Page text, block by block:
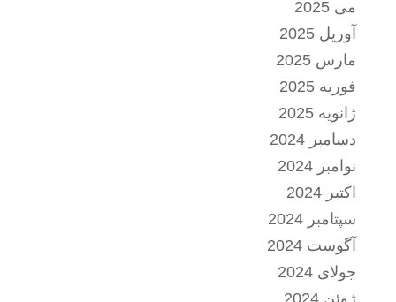
می 2025
آوریل 2025
مارس 2025
فوریه 2025
ژانویه 2025
دسامبر 2024
نوامبر 2024
اکتبر 2024
سپتامبر 2024
آگوست 2024
جولای 2024